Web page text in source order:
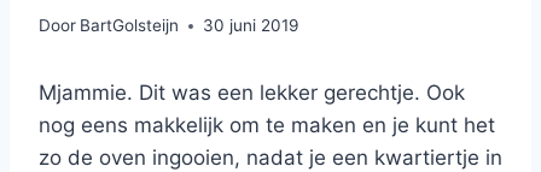
Door BartGolsteijn 30 juni 2019
Mjammie. Dit was een lekker gerechtje. Ook
nog eens makkelijk om te maken en je kunt het
zo de oven ingooien, nadat je een kwartiertje in